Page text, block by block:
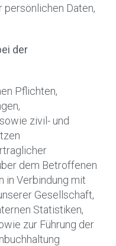
persönlichen Daten,
der
Pflichten,
zivil- und
dem Betroffenen
in Verbindung mit
Gesellschaft,
Statistiken,
zur Führung der